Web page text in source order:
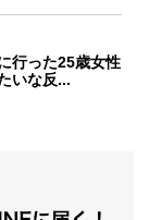
行った25歳女性
いな反...